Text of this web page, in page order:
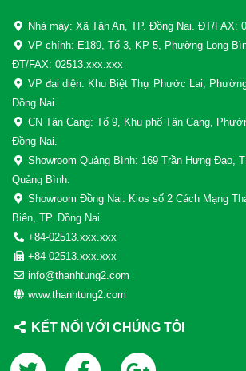
Nhà máy: Xã Tân An, TP. Đồng Nai. ĐT/FAX:
VP chính: E189, Tổ 3, KP 5, Phường Long
ĐT/FAX: 02513.xxx.xxx
VP đại diện: Khu Biệt Thự Phước Lai,
Đồng Nai.
CN Tân Cang: Tổ 9, Khu phố Tân Cang,
Đồng Nai.
Showroom Quảng Bình: 169 Trần Hưng Đạo,
Quảng Bình.
Showroom Đồng Nai: Kios số 2 Cách Mạng
Biên, TP. Đồng Nai.
+84-02513.xxx.xxx
+84-02513.xxx.xxx
info@thanhtung2.com
www.thanhtung2.com
KẾT NỐI VỚI CHÚNG TÔI